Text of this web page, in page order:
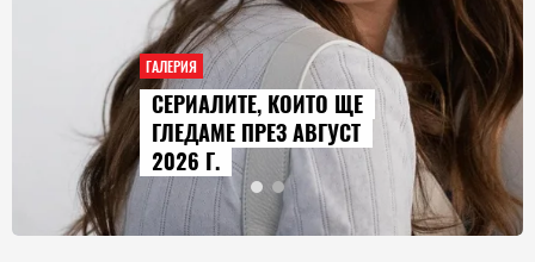
ГАЛЕРИЯ
AUDI Q9 СТАВА НАЙ-
ГОЛЕМИЯТ МОДЕЛ В
ИСТОРИЯТА НА МАРКАТА